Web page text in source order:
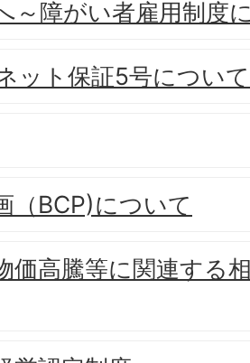
～障がい者雇用制度
ット保証5号について
（BCP)について
価高騰等に関連する